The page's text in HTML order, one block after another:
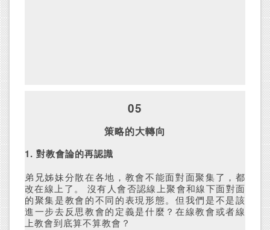
05
策略的大轉向
1. 對教會論的再認識
弟兄姊妹分散在各地，教會不能面對面聚集了，都
改在線上了。 沒有人會否認線上聚會和線下面對面
的聚集是教會的不同的表現形態。但我們是不是該
進一步去反思教會的定義是什麼？在線教會或者線
上教會到底算不算教會？